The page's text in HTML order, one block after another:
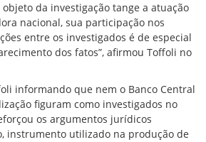
da investigação tange a atuação
nacional, sua participação nos
entre os investigados é de especial
dos fatos”, afirmou Toffoli no
informando que nem o Banco Central
figuram como investigados no
os argumentos jurídicos
instrumento utilizado na produção de